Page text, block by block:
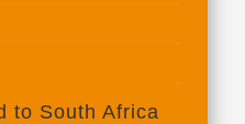
to South Africa